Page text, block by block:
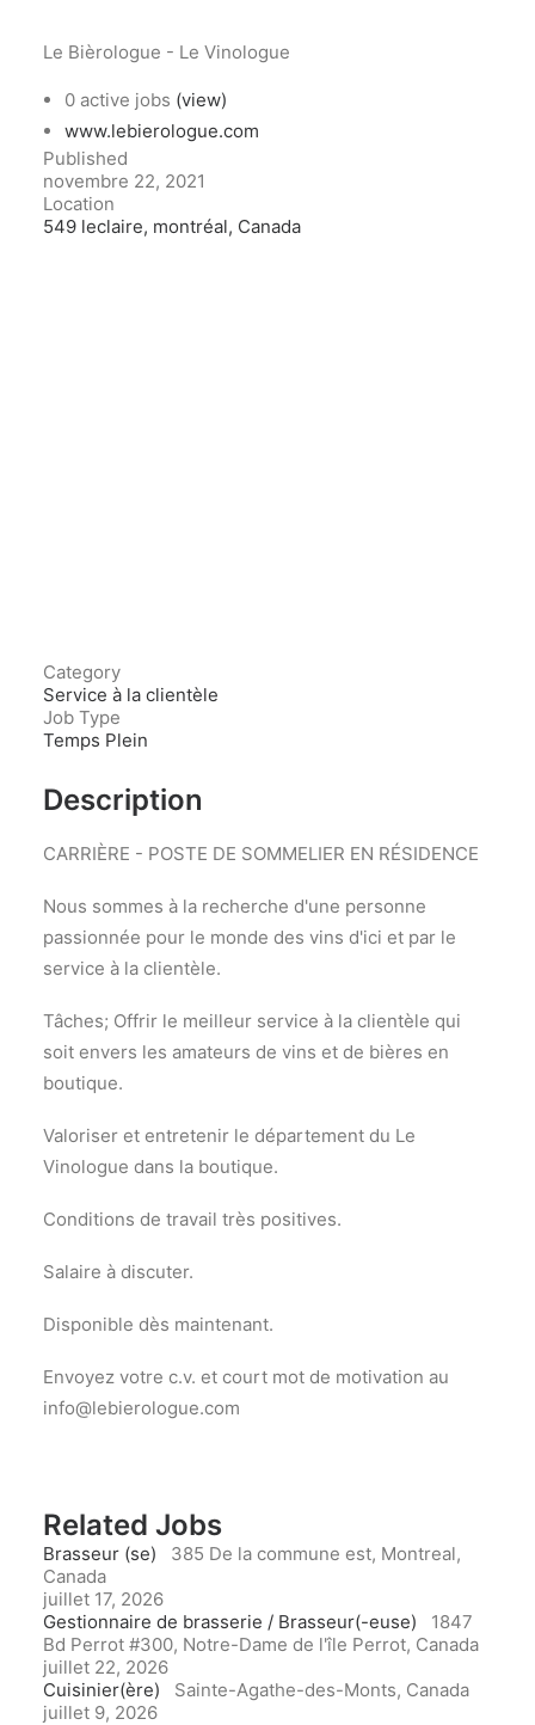
Le Bièrologue - Le Vinologue
0 active jobs (view)
www.lebierologue.com
Published
novembre 22, 2021
Location
549 leclaire, montréal, Canada
Category
Service à la clientèle
Job Type
Temps Plein
Description
CARRIÈRE - POSTE DE SOMMELIER EN RÉSIDENCE
Nous sommes à la recherche d'une personne
passionnée pour le monde des vins d'ici et par le
service à la clientèle.
Tâches; Offrir le meilleur service à la clientèle qui
soit envers les amateurs de vins et de bières en
boutique.
Valoriser et entretenir le département du Le
Vinologue dans la boutique.
Conditions de travail très positives.
Salaire à discuter.
Disponible dès maintenant.
Envoyez votre c.v. et court mot de motivation au
info@lebierologue.com
Related Jobs
Brasseur (se)
385 De la commune est, Montreal,
Canada
juillet 17, 2026
Gestionnaire de brasserie / Brasseur(-euse)
1847
Bd Perrot #300, Notre-Dame de l'île Perrot, Canada
juillet 22, 2026
Cuisinier(ère)
Sainte-Agathe-des-Monts, Canada
juillet 9, 2026